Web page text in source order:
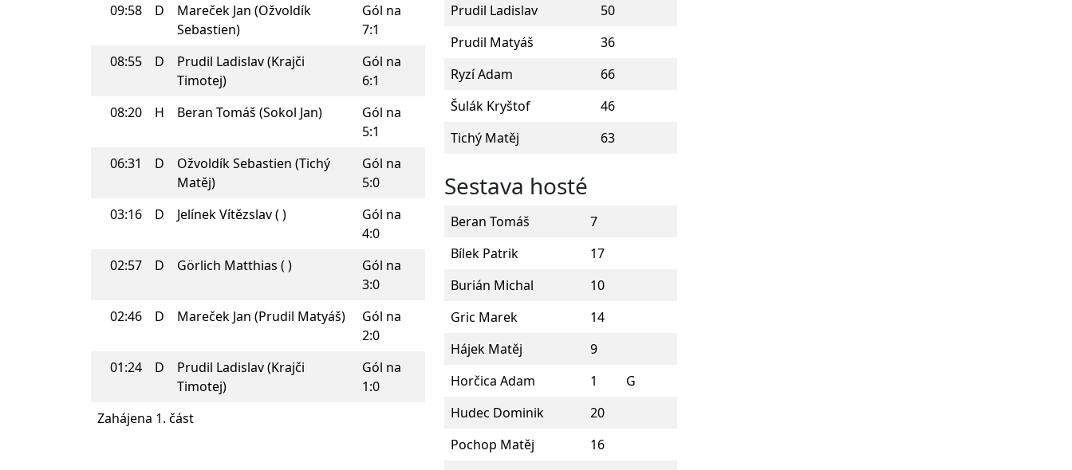
09:58
D
Mareček Jan (Ožvoldík
Sebastien)
Gól na
7:1
08:55
D
Prudil Ladislav (Krajči
Timotej)
Gól na
6:1
08:20
H Beran Tomáš (Sokol Jan)
Gól na
5:1
06:31
D
Ožvoldík Sebastien (Tichý
Matěj)
Gól na
5:0
03:16
D Jelínek Vítězslav ( )
Gól na
4:0
02:57
D Görlich Matthias ( )
Gól na
3:0
02:46
D Mareček Jan (Prudil Matyáš)
Gól na
2:0
01:24
D
Prudil Ladislav (Krajči
Timotej)
Gól na
1:0
Zahájena 1. část
Prudil Ladislav
50
Prudil Matyáš
36
Ryzí Adam
66
Šulák Kryštof
46
Tichý Matěj
63
Sestava hosté
Beran Tomáš
7
Bílek Patrik
17
Burián Michal
10
Gric Marek
14
Hájek Matěj
9
Horčica Adam
1
G
Hudec Dominik
20
Pochop Matěj
16